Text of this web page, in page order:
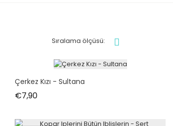
Sıralama ölçüsü:
Çerkez Kızı - Sultana
€7,90Fiyat